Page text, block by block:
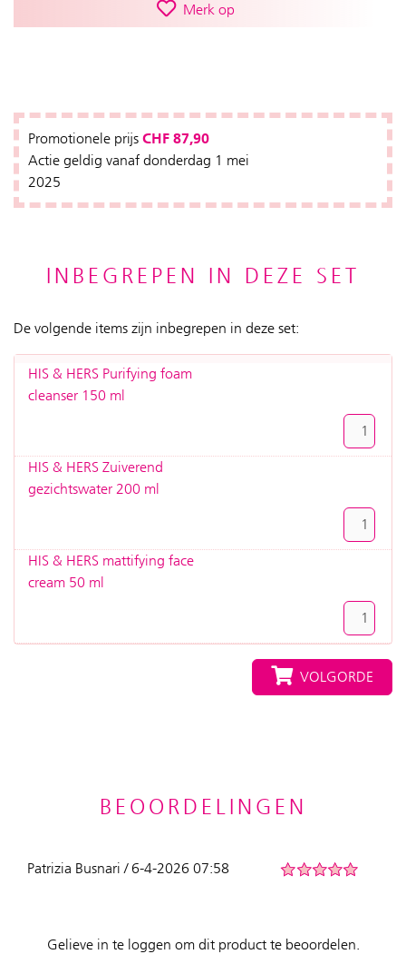
Merk op
Promotionele prijs CHF 87,90
Actie geldig vanaf donderdag 1 mei
2025
INBEGREPEN IN DEZE SET
De volgende items zijn inbegrepen in deze set:
HIS & HERS Purifying foam
cleanser 150 ml
HIS & HERS Zuiverend
gezichtswater 200 ml
HIS & HERS mattifying face
cream 50 ml
VOLGORDE
BEOORDELINGEN
Patrizia Busnari / 6-4-2026 07:58
Gelieve in te loggen om dit product te beoordelen.